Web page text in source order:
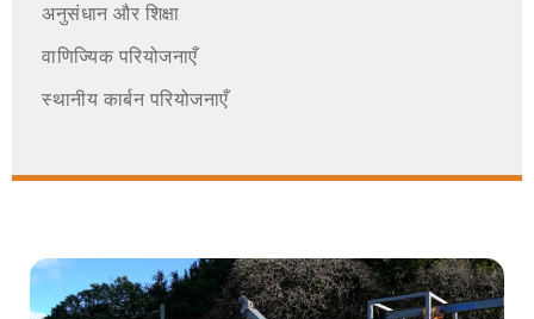
अनुसंधान और शिक्षा
वाणिज्यिक परियोजनाएँ
स्थानीय कार्बन परियोजनाएँ